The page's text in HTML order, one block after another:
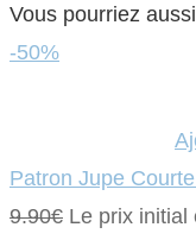
Vous pourriez
-50%
Patron Jupe
9.90€ Le prix initial